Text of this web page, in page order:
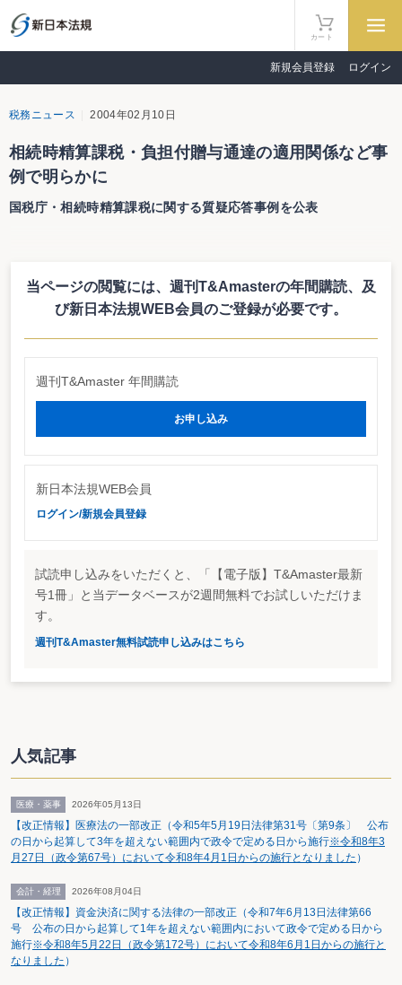
カート
新規会員登録 ログイン
税務ニュース 2004年02月10日
相続時精算課税・負担付贈与通達の適用関係など事
例で明らかに
国税庁・相続時精算課税に関する質疑応答事例を公表
暦年課税に係る少額贈与の申告書への記載の要否、期限後申告になったことに
よる相続時精算課税に係る贈与税の特別控除額の翌年以降への繰越しなど全部
で16の事例で構成されている。
特に注目すべき事例は問13の賃貸アパートの贈与に係る負担付贈与通達の適
は、賃借人から預かった敷金に相当する現金200万円の贈与を同時に行ってい
る。この場合、負担付贈与通達の適用を受けることとなるのか。」という問に
対し、「旧所有者（父親）が賃借人に対して敷金返還義務を負っている状態
て、本件問いについては、実質的に負担付贈与に当たらないと解するのが相当
であることから、負担付贈与通達の適用はない。」としている。
当ページの閲覧には、週刊T&Amasterの年間購読、 及
び新日本法規WEB会員のご登録が必要です。
週刊T&Amaster 年間購読
お申し込み
新日本法規WEB会員
ログイン/新規会員登録
試読申し込みをいただくと、「【電子版】T&Amaster最新
号1冊」と当データベースが2週間無料でお試しいただけま
す。
週刊T&Amaster無料試読申し込みはこちら
人気記事
医療・薬事 2026年05月13日
【改正情報】医療法の一部改正（令和5年5月19日法律第31号〔第9条〕 公布
の日から起算して3年を超えない範囲内で政令で定める日から施行※令和8年3
月27日（政令第67号）において令和8年4月1日からの施行となりました ）
会計・経理 2026年08月04日
【改正情報】資金決済に関する法律の一部改正（令和7年6月13日法律第66
号 公布の日から起算して1年を超えない範囲内において政令で定める日から
施行※令和8年5月22日（政令第172号）において令和8年6月1日からの施行と
なりました ）